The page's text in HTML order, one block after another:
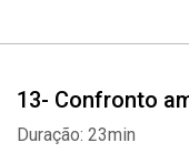
13- Confronto
Duração: 23min